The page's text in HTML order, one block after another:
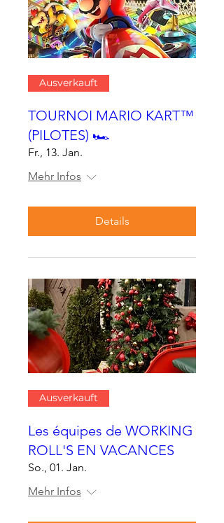
Ausverkauft
TOURNOI MARIO KART™
(PILOTES) 🏎
Fr., 13. Jan.
Mehr Infos
Details
Ausverkauft
Les équipes de WORKING
ROLL'S EN VACANCES
So., 01. Jan.
Mehr Infos